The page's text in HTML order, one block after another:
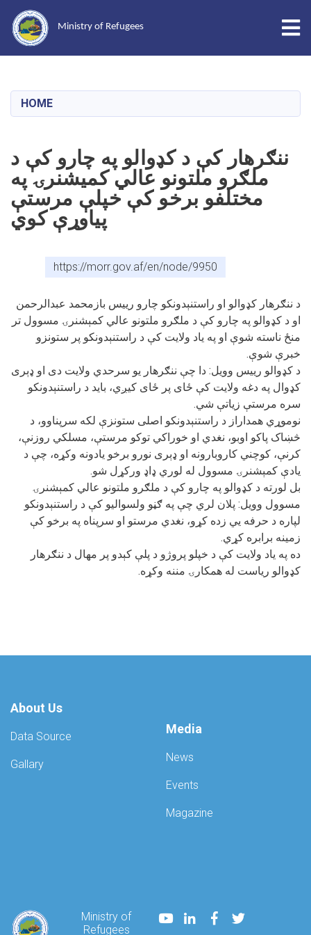
content
Ministry of Refugees
HOME
ننګرهار کې د کډوالو په چارو کې د
ملګرو ملتونو عالي کمیشنرۍ په
مختلفو برخو کې خپلې مرستې
پیاوړې کوي
https://morr.gov.af/en/node/9950
د ننګرهار کډوالو او راستنېدونکو چارو رییس بازمحمد عبدالرحمن
او د کډوالو په چارو کې د ملګرو ملتونو عالي کمېشنرۍ مسوول تر
منځ ناسته شوې او په یاد ولایت کې د راستنېدونکو پر ستونزو
خبرې شوې.
د کډوالو رییس وویل: دا چې ننګرهار یو سرحدي ولایت دی او ډېری
کډوال په دغه ولایت کې ځای پر ځای کیږي، باید د راستنېدونکو
سره مرستې زیاتې شي.
نوموړي همداراز د راستنېدونکو اصلی ستونزې لکه سرپناوو، د
څښاک پاکو اوبو، نغدي او خوراکي توکو مرستې، مسلکي روزنې،
کرنې، کوچني کاروبارونه او ډېری نورو برخو یادونه وکړه، چې د
یادې کمېشنرۍ مسوول له لوري ډاډ ورکړل شو.
بل لورته د کډوالو په چارو کې د ملګرو ملتونو عالي کمېشنرۍ
مسوول وویل: پلان لري چې په ګڼو ولسوالیو کې د راستنېدونکو
لپاره د حرفه يي زده کړو، نغدي مرستو او سرپناه په برخو کې
زمینه برابره کړي.
ده په یاد ولایت کې د خپلو پروژو د پلې کېدو پر مهال د ننګرهار
کډوالو ریاست له همکارۍ مننه وکړه.
About Us
Data Source
Gallary
Media
News
Events
Magazine
Ministry of
Refugees
YoutubeLinkedInFacebook
Twitter